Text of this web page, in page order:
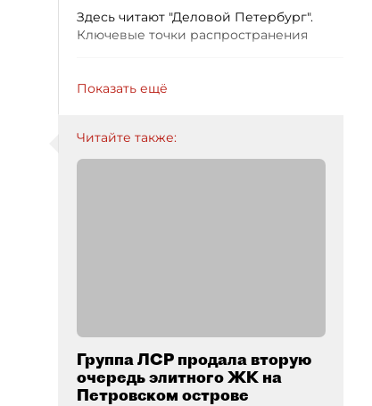
Здесь читают "Деловой Петербург".
Ключевые точки распространения
Показать ещё
Читайте также:
Группа ЛСР продала вторую
очередь элитного ЖК на
Петровском острове